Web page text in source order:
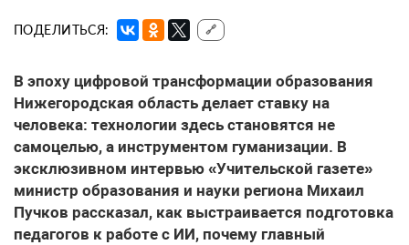
ПОДЕЛИТЬСЯ: 🔗
В эпоху цифровой трансформации образования
Нижегородская область делает ставку на
человека: технологии здесь становятся не
самоцелью, а инструментом гуманизации. В
эксклюзивном интервью «Учительской газете»
министр образования и науки региона Михаил
Пучков рассказал, как выстраивается подготовка
педагогов к работе с ИИ, почему главный